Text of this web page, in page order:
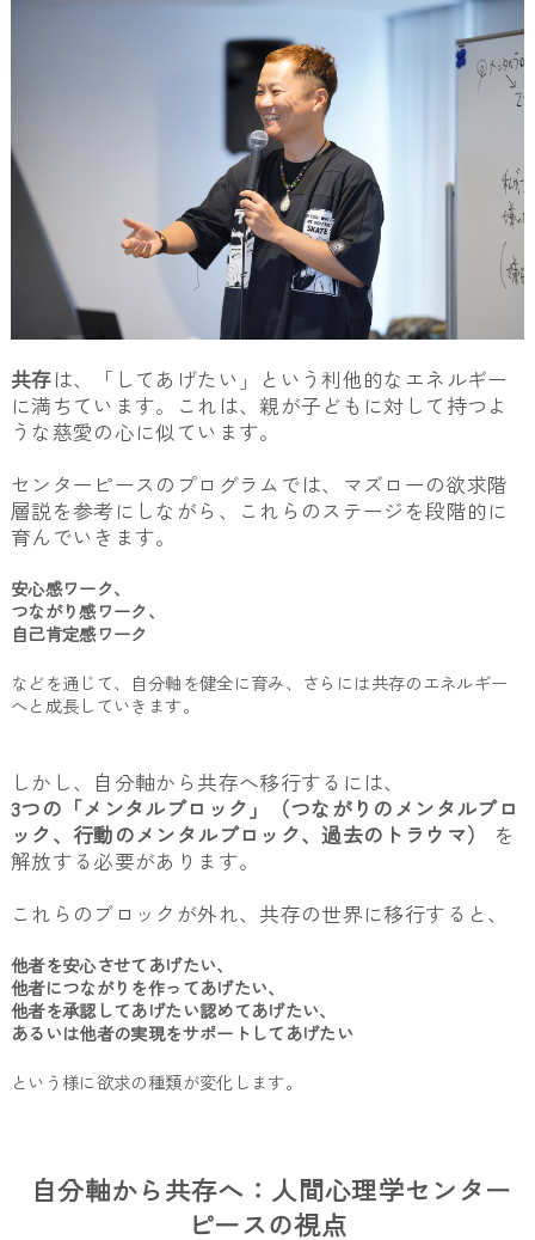
共存は、「してあげたい」という利他的なエネルギー
に満ちています。これは、親が子どもに対して持つよ
うな慈愛の心に似ています。
センターピースのプログラムでは、マズローの欲求階
層説を参考にしながら、これらのステージを段階的に
育んでいきます。
安心感ワーク、
つながり感ワーク、
自己肯定感ワーク
などを通じて、自分軸を健全に育み、さらには共存のエネルギー
へと成長していきます。
しかし、自分軸から共存へ移行するには、
3つの「メンタルブロック」（つながりのメンタルブロ
ック、行動のメンタルブロック、過去のトラウマ）
を
解放する必要があります。
これらのブロックが外れ、共存の世界に移行すると、
他者を安心させてあげたい、
他者につながりを作ってあげたい、
他者を承認してあげたい認めてあげたい、
あるいは他者の実現をサポートしてあげたい
という様に欲求の種類が変化します。
自分軸から共存へ：人間心理学センター
ピースの視点